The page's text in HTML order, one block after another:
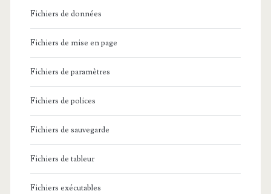
Fichiers de données
Fichiers de mise en page
Fichiers de paramètres
Fichiers de polices
Fichiers de sauvegarde
Fichiers de tableur
Fichiers exécutables